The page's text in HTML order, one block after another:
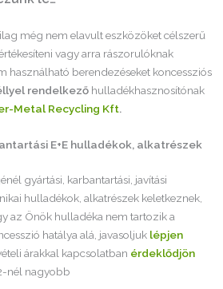
még nem elavult eszközöket célszerű
vagy arra rászorulóknak
használható berendezéseket koncessziós
rendelkező hulladékhasznosítónak
Metal Recycling Kft.
E+E hulladékok, alkatrészek
gyártási, karbantartási, javítási
hulladékok, alkatrészek keletkeznek,
az Önök hulladéka nem tartozik a
hatálya alá, javasoljuk lépjen
árakkal kapcsolatban érdeklődjön
nél nagyobb